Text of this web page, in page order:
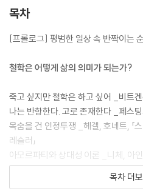
목차
[프롤로그] 평범한 일상 속 반짝이는
철학은 어떻게 삶의 의미가 되는가?
죽고 싶지만 철학은 하고 싶어 _비트
나는 반항한다. 고로 존재한다 _페스팅
목숨을 건 인정투쟁 _헤겔, 호네트, 「스
레슬러」
아모르파티와 상대성 이론 _니체, 아인
라」
고도를 기다리며 _사무엘 베케트, 「드
목차 더